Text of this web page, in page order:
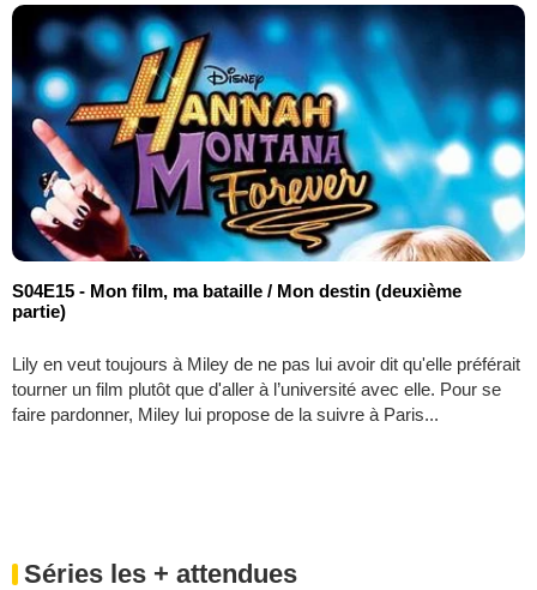
S04E15 - Mon film, ma bataille / Mon destin (deuxième
partie)
Lily en veut toujours à Miley de ne pas lui avoir dit qu'elle préférait
tourner un film plutôt que d'aller à l’université avec elle. Pour se
faire pardonner, Miley lui propose de la suivre à Paris...
Séries les + attendues